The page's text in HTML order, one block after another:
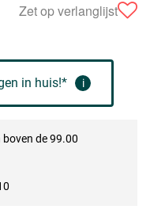
Zet op verlanglijst
in huis!* i
de 99.00